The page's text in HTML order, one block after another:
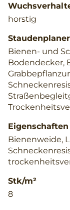
horstig
Staudenplaner
Bienen- und
Bodendecker,
Eigenschaften
Bienenweide,
Stk/m²
8